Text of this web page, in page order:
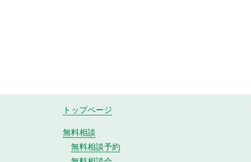
トップページ
無料相談
無料相談予約